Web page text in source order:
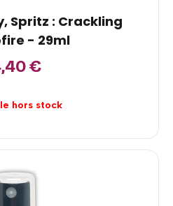
Spritz : Crackling
- 29ml
€
hors stock